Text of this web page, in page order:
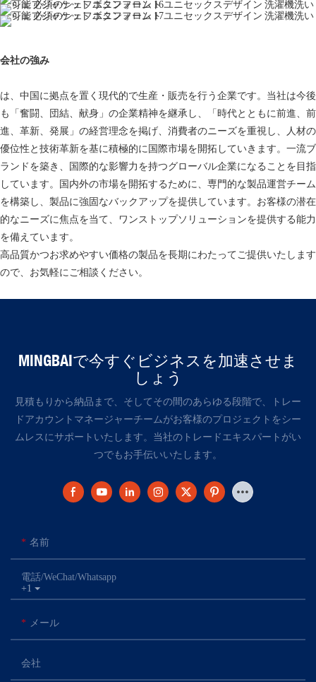
会社の強み
は、中国に拠点を置く現代的で生産・販売を行う企業です。当社は今後
も「奮闘、団結、献身」の企業精神を継承し、「時代とともに前進、前
進、革新、発展」の経営理念を掲げ、消費者のニーズを重視し、人材の
優位性と技術革新を基に積極的に国際市場を開拓していきます。一流ブ
ランドを築き、国際的な影響力を持つグローバル企業になることを目指
しています。国内外の市場を開拓するために、専門的な製品運営チーム
を構築し、製品に強固なバックアップを提供しています。お客様の潜在
的なニーズに焦点を当て、ワンストップソリューションを提供する能力
を備えています。
高品質かつお求めやすい価格の製品を長期にわたってご提供いたします
ので、お気軽にご相談ください。
MINGBAIで今すぐビジネスを加速させま
しょう
見積もりから納品まで、そしてその間のあらゆる段階で、トレー
ドアカウントマネージャーチームがお客様のプロジェクトをシー
ムレスにサポートいたします。当社のトレードエキスパートがい
つでもお手伝いいたします。
名前
+1
電話/WeChat/Whatsapp
メール
会社